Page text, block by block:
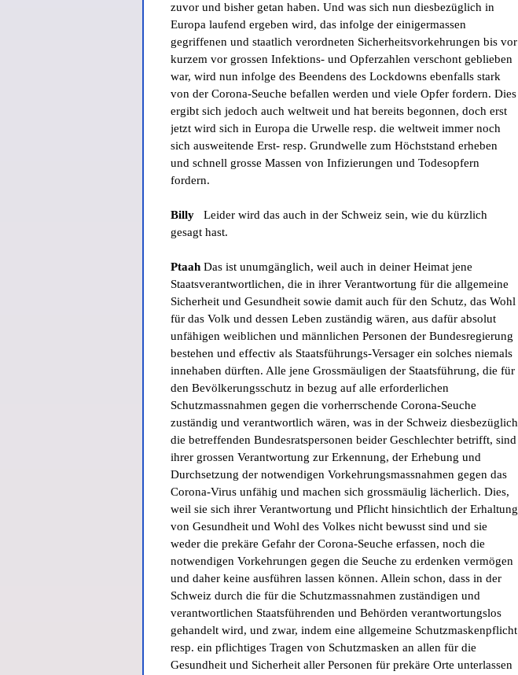
zuvor und bisher getan haben. Und was sich nun diesbezüglich in
Europa laufend ergeben wird, das infolge der einigermassen
gegriffenen und staatlich verordneten Sicherheitsvorkehrungen bis vor
kurzem vor grossen Infektions- und Opferzahlen verschont geblieben
war, wird nun infolge des Beendens des Lockdowns ebenfalls stark
von der Corona-Seuche befallen werden und viele Opfer fordern. Dies
ergibt sich jedoch auch weltweit und hat bereits begonnen, doch erst
jetzt wird sich in Europa die Urwelle resp. die weltweit immer noch
sich ausweitende Erst- resp. Grundwelle zum Höchststand erheben
und schnell grosse Massen von Infizierungen und Todesopfern
fordern.
Billy Leider wird das auch in der Schweiz sein, wie du kürzlich
gesagt hast.
Ptaah Das ist unumgänglich, weil auch in deiner Heimat jene
Staatsverantwortlichen, die in ihrer Verantwortung für die allgemeine
Sicherheit und Gesundheit sowie damit auch für den Schutz, das Wohl
für das Volk und dessen Leben zuständig wären, aus dafür absolut
unfähigen weiblichen und männlichen Personen der Bundesregierung
bestehen und effectiv als Staatsführungs-Versager ein solches niemals
innehaben dürften. Alle jene Grossmäuligen der Staatsführung, die für
den Bevölkerungsschutz in bezug auf alle erforderlichen
Schutzmassnahmen gegen die vorherrschende Corona-Seuche
zuständig und verantwortlich wären, was in der Schweiz diesbezüglich
die betreffenden Bundesratspersonen beider Geschlechter betrifft, sind
ihrer grossen Verantwortung zur Erkennung, der Erhebung und
Durchsetzung der notwendigen Vorkehrungsmassnahmen gegen das
Corona-Virus unfähig und machen sich grossmäulig lächerlich. Dies,
weil sie sich ihrer Verantwortung und Pflicht hinsichtlich der Erhaltung
von Gesundheit und Wohl des Volkes nicht bewusst sind und sie
weder die prekäre Gefahr der Corona-Seuche erfassen, noch die
notwendigen Vorkehrungen gegen die Seuche zu erdenken vermögen
und daher keine ausführen lassen können. Allein schon, dass in der
Schweiz durch die für die Schutzmassnahmen zuständigen und
verantwortlichen Staatsführenden und Behörden verantwortungslos
gehandelt wird, und zwar, indem eine allgemeine Schutzmaskenpflicht
resp. ein pflichtiges Tragen von Schutzmasken an allen für die
Gesundheit und Sicherheit aller Personen für prekäre Orte unterlassen